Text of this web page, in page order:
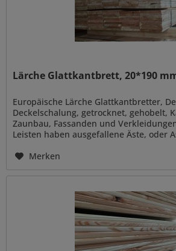
Lärche Glattkantbrett, 20*190
Europäische Lärche Glattkantbretter,
Deckelschalung, getrocknet, gehobelt,
Zaunbau, Fassanden und
Leisten haben ausgefallene Äste, oder
Merken